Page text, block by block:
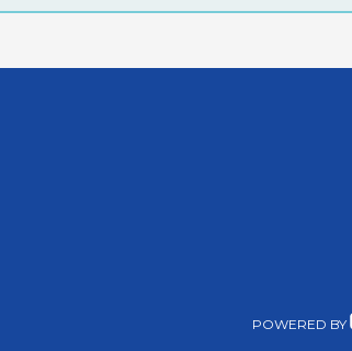
POWERED BY